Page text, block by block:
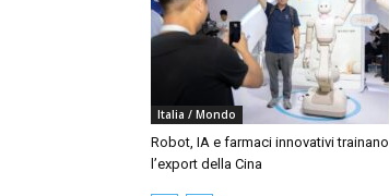
Italia / Mondo
Robot, IA e farmaci innovativi trainano
l’export della Cina